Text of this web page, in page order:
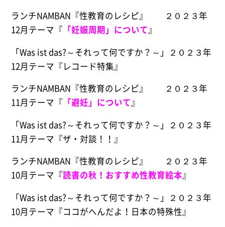
ランチNAMBAN『性教育のレシピ』 ２０２３年
12月テーマ『 「妊娠周期」について』
「Was ist das?～それって何ですか？～」２０２３年
12月テーマ『レコード特集』
ランチNAMBAN『性教育のレシピ』 ２０２３年
11月テーマ『 「避妊」について』
「Was ist das?～それって何ですか？～」２０２３年
11月テーマ『ザ・対談！！』
ランチNAMBAN『性教育のレシピ』 ２０２３年
10月テーマ『読書の秋！おすすめ性教育絵本』
「Was ist das?～それって何ですか？～」２０２３年
10月テーマ『ココがへんだよ！日本の特殊性』